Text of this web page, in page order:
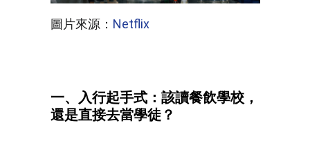
圖片來源： Netflix
一、入行起手式：該讀餐飲學校，
還是直接去當學徒？